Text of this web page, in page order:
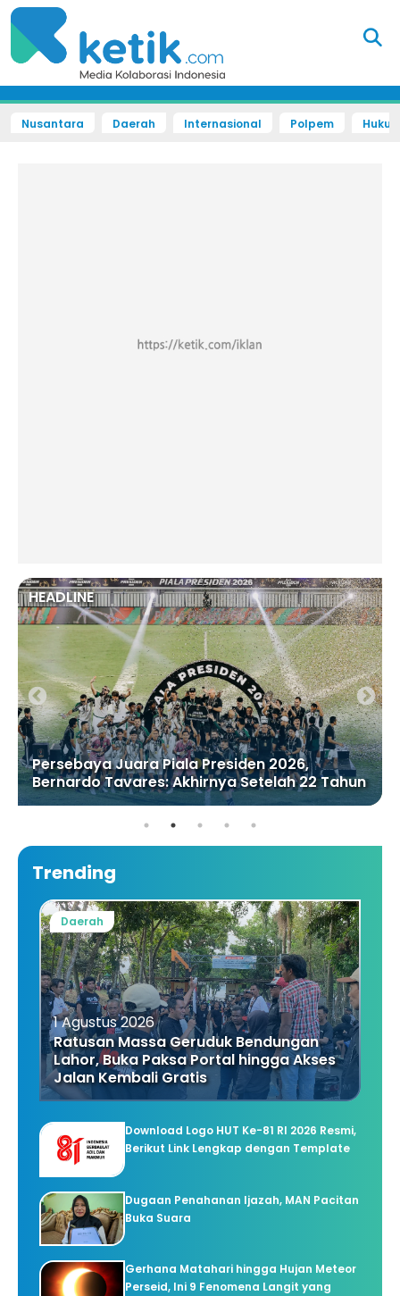
Nusantara Daerah Internasional Polpem
Persebaya Juara Piala Presiden 2026,
Bernardo Tavares: Akhirnya Setelah 22 Tahun
HEADLINE
Trending
1 Agustus 2026
Ratusan Massa Geruduk Bendungan
Lahor, Buka Paksa Portal hingga Akses
Jalan Kembali Gratis
Daerah
Download Logo HUT Ke-81 RI 2026 Resmi,
Berikut Link Lengkap dengan Template
Dugaan Penahanan Ijazah, MAN Pacitan
Buka Suara
Gerhana Matahari hingga Hujan Meteor
Perseid, Ini 9 Fenomena Langit yang